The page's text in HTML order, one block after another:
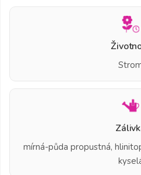
mírná-půda propustná,